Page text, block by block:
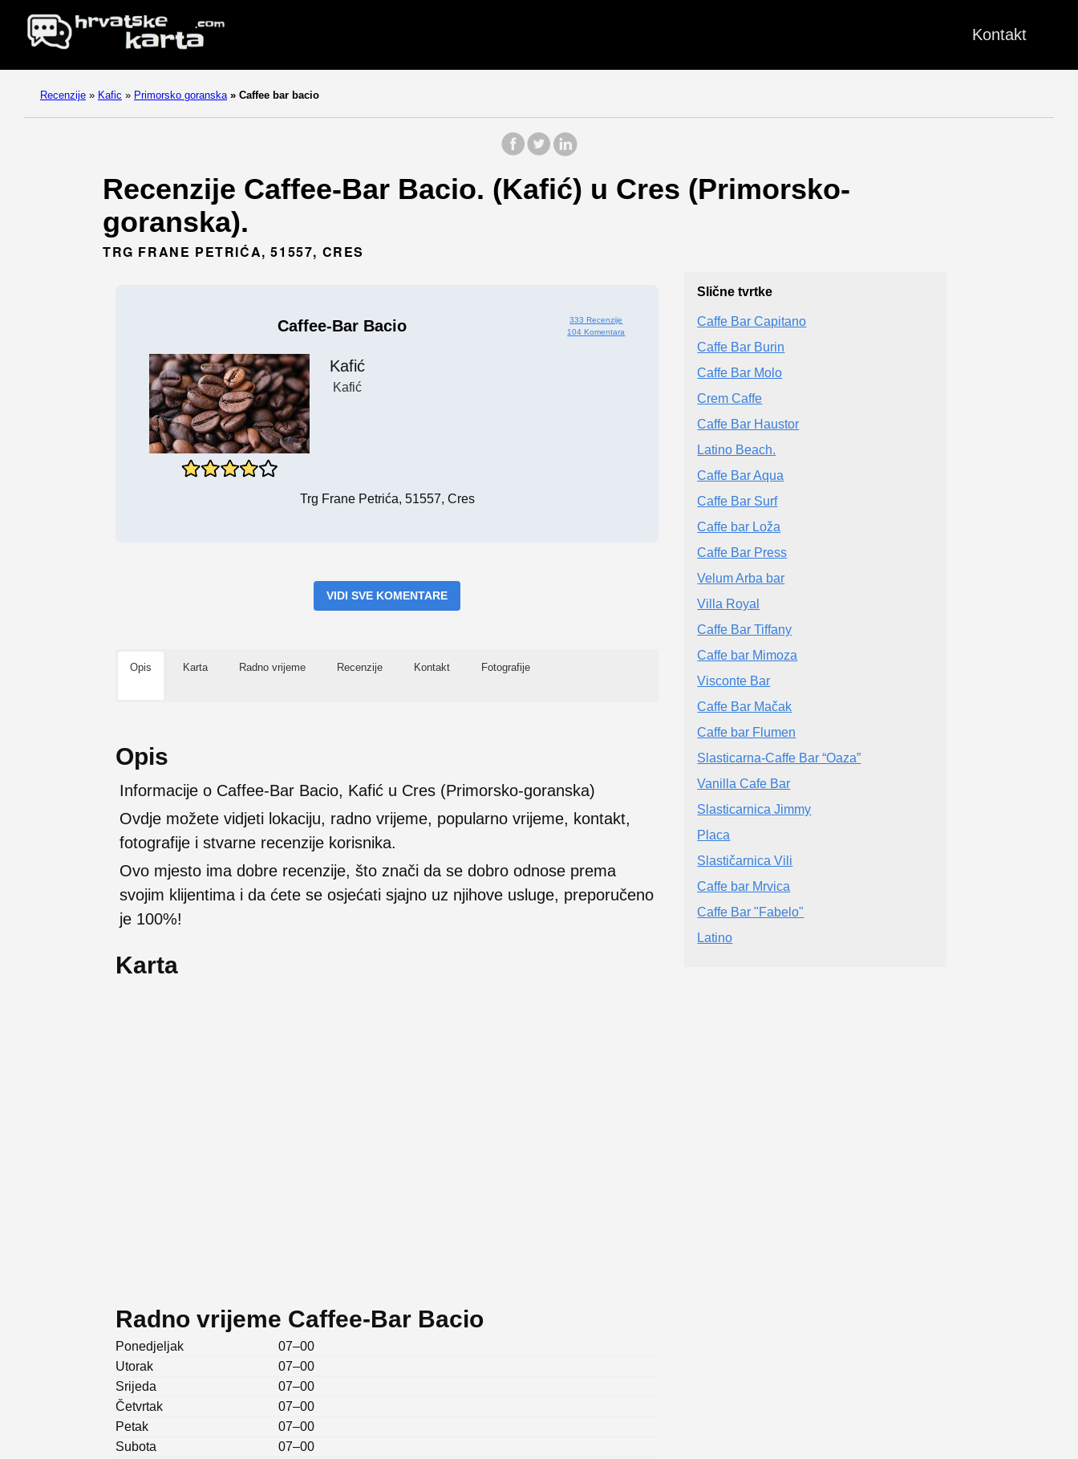
Kontakt
Recenzije » Kafic » Primorsko goranska » Caffee bar bacio
Recenzije Caffee-Bar Bacio. (Kafić) u Cres (Primorsko-
goranska).
TRG FRANE PETRIĆA, 51557, CRES
Caffee-Bar Bacio
333 Recenzije
104 Komentara
Kafić
Kafić
Trg Frane Petrića, 51557, Cres
VIDI SVE KOMENTARE
Opis Karta Radno vrijeme Recenzije Kontakt Fotografije
Opis
Informacije o Caffee-Bar Bacio, Kafić u Cres (Primorsko-goranska)
Ovdje možete vidjeti lokaciju, radno vrijeme, popularno vrijeme, kontakt,
fotografije i stvarne recenzije korisnika.
Ovo mjesto ima dobre recenzije, što znači da se dobro odnose prema
svojim klijentima i da ćete se osjećati sjajno uz njihove usluge, preporučeno
je 100%!
Karta
Radno vrijeme Caffee-Bar Bacio
Ponedjeljak
07–00
Utorak
07–00
Srijeda
07–00
Četvrtak
07–00
Petak
07–00
Subota
07–00
Slične tvrtke
Caffe Bar Capitano
Caffe Bar Burin
Caffe Bar Molo
Crem Caffe
Caffe Bar Haustor
Latino Beach.
Caffe Bar Aqua
Caffe Bar Surf
Caffe bar Loža
Caffe Bar Press
Velum Arba bar
Villa Royal
Caffe Bar Tiffany
Caffe bar Mimoza
Visconte Bar
Caffe Bar Mačak
Caffe bar Flumen
Slasticarna-Caffe Bar “Oaza”
Vanilla Cafe Bar
Slasticarnica Jimmy
Placa
Slastičarnica Vili
Caffe bar Mrvica
Caffe Bar "Fabelo"
Latino